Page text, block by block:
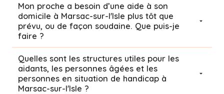
Mon proche a besoin d’une aide à son
domicile à Marsac-sur-l'Isle plus tôt que
prévu, ou de façon soudaine. Que puis-je
faire ?
Quelles sont les structures utiles pour les
aidants, les personnes âgées et les
personnes en situation de handicap à
Marsac-sur-l'Isle ?